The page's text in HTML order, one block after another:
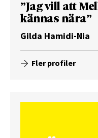
”Jag vill att
kännas nära”
Gilda Hamidi-Nia
Fler profiler